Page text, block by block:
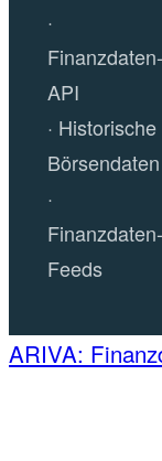
Finanzdaten-
API
Historische
Börsendaten
Finanzdaten-
Feeds
ARIVA: